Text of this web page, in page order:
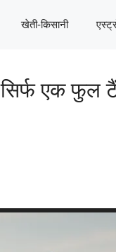
खेती-किसानी
एक फुल